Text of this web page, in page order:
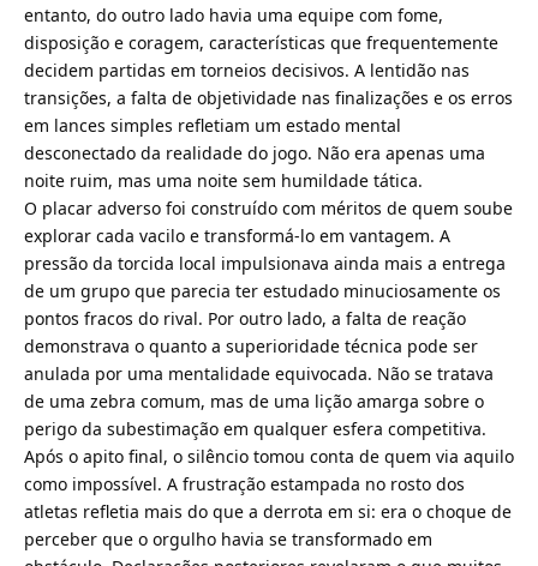
entanto, do outro lado havia uma equipe com fome,
disposição e coragem, características que frequentemente
decidem partidas em torneios decisivos. A lentidão nas
transições, a falta de objetividade nas finalizações e os erros
em lances simples refletiam um estado mental
desconectado da realidade do jogo. Não era apenas uma
noite ruim, mas uma noite sem humildade tática.
O placar adverso foi construído com méritos de quem soube
explorar cada vacilo e transformá-lo em vantagem. A
pressão da torcida local impulsionava ainda mais a entrega
de um grupo que parecia ter estudado minuciosamente os
pontos fracos do rival. Por outro lado, a falta de reação
demonstrava o quanto a superioridade técnica pode ser
anulada por uma mentalidade equivocada. Não se tratava
de uma zebra comum, mas de uma lição amarga sobre o
perigo da subestimação em qualquer esfera competitiva.
Após o apito final, o silêncio tomou conta de quem via aquilo
como impossível. A frustração estampada no rosto dos
atletas refletia mais do que a derrota em si: era o choque de
perceber que o orgulho havia se transformado em